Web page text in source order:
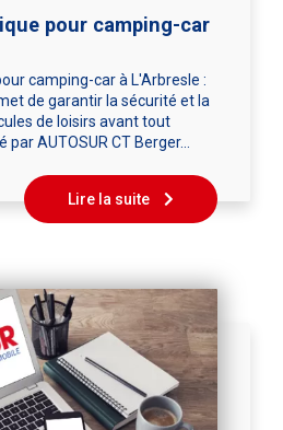
pour camping-car
camping-car à L'Arbresle :
de garantir la sécurité et la
de loisirs avant tout
par AUTOSUR CT Berger…
Lire la suite